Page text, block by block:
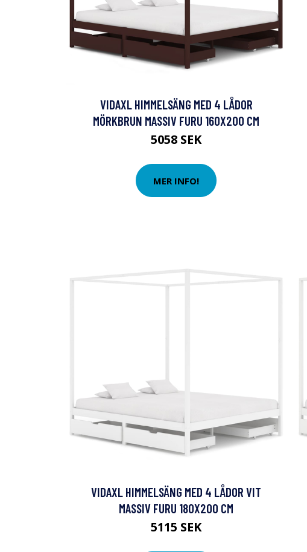
VIDAXL HIMMELSÄNG MED 4 LÅDOR
MÖRKBRUN MASSIV FURU 160X200 CM
5058 SEK
MER INFO!
VIDAXL HIMMELSÄNG MED 4 LÅDOR VIT
MASSIV FURU 180X200 CM
5115 SEK